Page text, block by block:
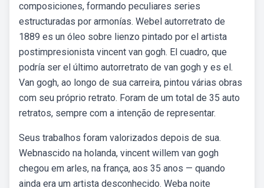
composiciones, formando peculiares series
estructuradas por armonías. Webel autorretrato de
1889 es un óleo sobre lienzo pintado por el artista
postimpresionista vincent van gogh. El cuadro, que
podría ser el último autorretrato de van gogh y es el.
Van gogh, ao longo de sua carreira, pintou várias obras
com seu próprio retrato. Foram de um total de 35 auto
retratos, sempre com a intenção de representar.
Seus trabalhos foram valorizados depois de sua.
Webnascido na holanda, vincent willem van gogh
chegou em arles, na frança, aos 35 anos — quando
ainda era um artista desconhecido. Weba noite